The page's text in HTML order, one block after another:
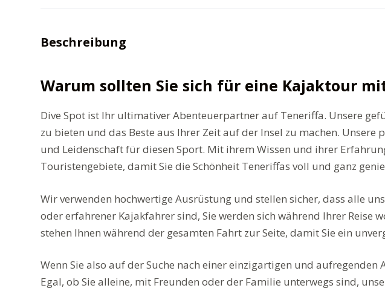
Beschreibung
Warum sollten Sie sich für eine Kajaktour
Dive Spot ist Ihr ultimativer Abenteuerpartner auf Teneriffa. Unsere
zu bieten und das Beste aus Ihrer Zeit auf der Insel zu machen.
und Leidenschaft für diesen Sport. Mit ihrem Wissen und ihrer
Touristengebiete, damit Sie die Schönheit Teneriffas voll und ganz
Wir verwenden hochwertige Ausrüstung und stellen sicher, dass alle
oder erfahrener Kajakfahrer sind, Sie werden sich während Ihrer Reise
stehen Ihnen während der gesamten Fahrt zur Seite, damit Sie ein
Wenn Sie also auf der Suche nach einer einzigartigen und
Egal, ob Sie alleine, mit Freunden oder der Familie unterwegs sind,